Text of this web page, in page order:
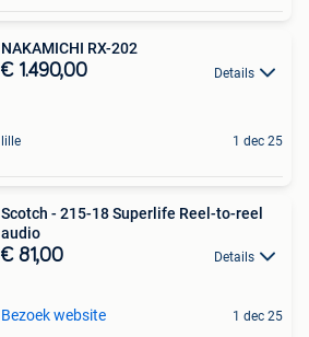
NAKAMICHI RX-202
€ 1.490,00 Details
lille 1 dec 25
Scotch - 215-18 Superlife Reel-to-reel
audio
€ 81,00 Details
Bezoek website 1 dec 25